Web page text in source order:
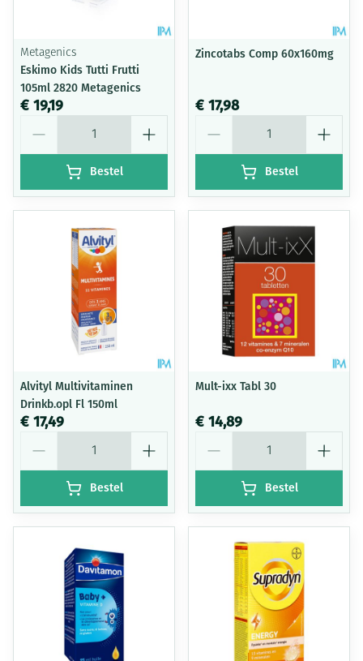
Metagenics
Eskimo Kids Tutti Frutti
105ml 2820 Metagenics
€ 19,19
Bestel
Zincotabs Comp 60x160mg
€ 17,98
Bestel
Alvityl Multivitaminen
Drinkb.opl Fl 150ml
€ 17,49
Bestel
Mult-ixx Tabl 30
€ 14,89
Bestel